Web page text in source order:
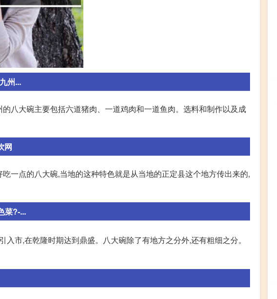
州...
八大碗主要包括六道猪肉、一道鸡肉和一道鱼肉。选料和制作以及成
网
一点的八大碗,当地的这种特色就是从当地的正定县这个地方传出来的,
菜?-...
入市,在乾隆时期达到鼎盛。八大碗除了有地方之分外,还有粗细之分。